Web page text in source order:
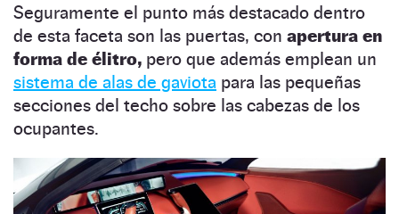
Seguramente el punto más destacado dentro
de esta faceta son las puertas, con apertura en
forma de élitro, pero que además emplean un
sistema de alas de gaviota para las pequeñas
secciones del techo sobre las cabezas de los
ocupantes.